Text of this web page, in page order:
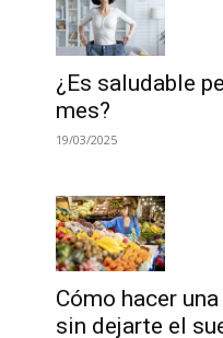
¿Es saludable
mes?
19/03/2025
Cómo hacer
sin dejarte el